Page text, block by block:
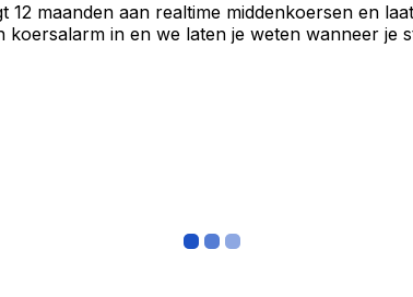
maanden aan realtime middenkoersen en
in en we laten je weten wanneer je